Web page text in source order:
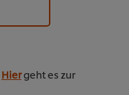
Hiergeht es zur